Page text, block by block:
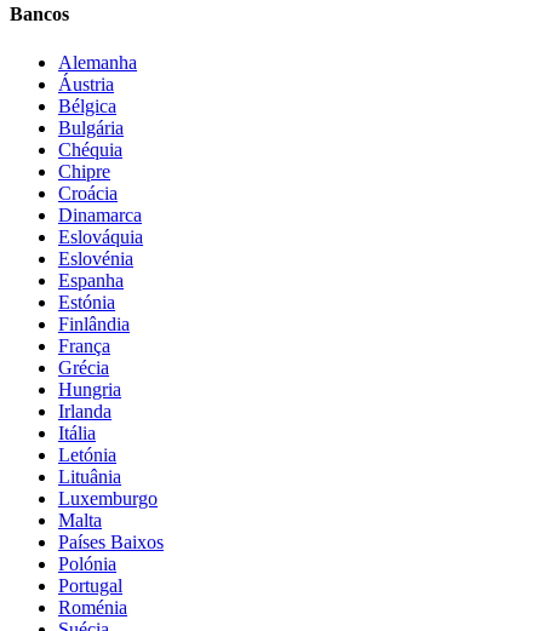
Bancos
Alemanha
Áustria
Bélgica
Bulgária
Chéquia
Chipre
Croácia
Dinamarca
Eslováquia
Eslovénia
Espanha
Estónia
Finlândia
França
Grécia
Hungria
Irlanda
Itália
Letónia
Lituânia
Luxemburgo
Malta
Países Baixos
Polónia
Portugal
Roménia